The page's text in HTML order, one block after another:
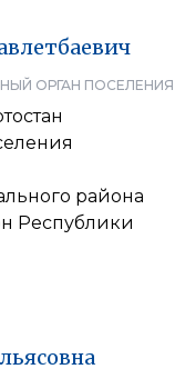
ОРГАН ПОСЕЛЕНИЯ
района
Республики